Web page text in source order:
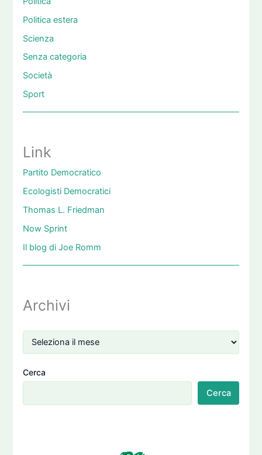
Politica estera
Scienza
Senza categoria
Società
Sport
Link
Partito Democratico
Ecologisti Democratici
Thomas L. Friedman
Now Sprint
Il blog di Joe Romm
Archivi
Cerca
Cerca